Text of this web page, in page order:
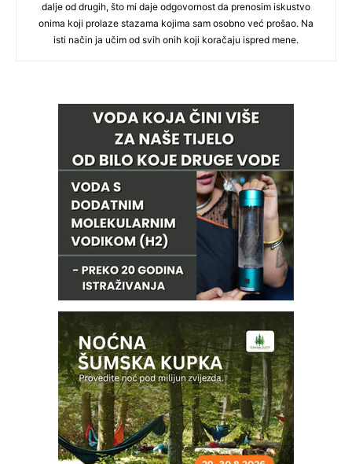
dalje od drugih, što mi daje odgovornost da prenosim iskustvo
onima koji prolaze stazama kojima sam osobno već prošao. Na
isti način ja učim od svih onih koji koračaju ispred mene.